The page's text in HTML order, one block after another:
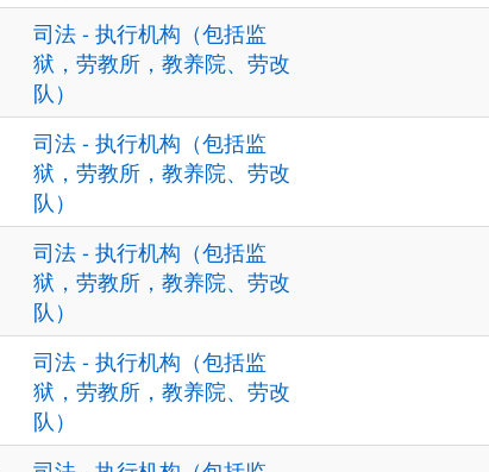
司法 - 执行机构（包括监
狱，劳教所，教养院、劳改
队）
司法 - 执行机构（包括监
狱，劳教所，教养院、劳改
队）
司法 - 执行机构（包括监
狱，劳教所，教养院、劳改
队）
司法 - 执行机构（包括监
狱，劳教所，教养院、劳改
队）